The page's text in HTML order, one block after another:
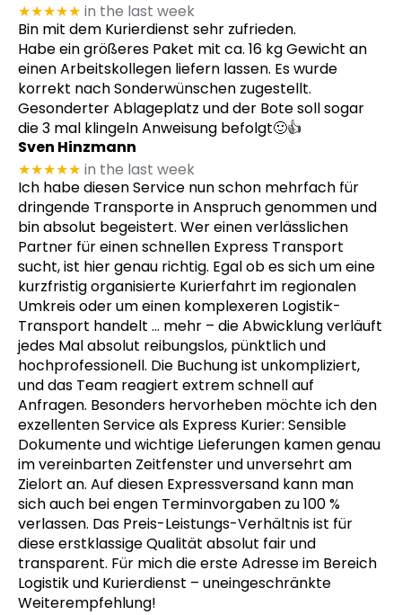
★★★★★ in the last week
Bin mit dem Kurierdienst sehr zufrieden.
Habe ein größeres Paket mit ca. 16 kg Gewicht an
einen Arbeitskollegen liefern lassen. Es wurde
korrekt nach Sonderwünschen zugestellt.
Gesonderter Ablageplatz und der Bote soll sogar
die 3 mal klingeln Anweisung befolgt🙂👍
Sven Hinzmann
★★★★★ in the last week
Ich habe diesen Service nun schon mehrfach für
dringende Transporte in Anspruch genommen und
bin absolut begeistert. Wer einen verlässlichen
Partner für einen schnellen Express Transport
sucht, ist hier genau richtig. Egal ob es sich um eine
kurzfristig organisierte Kurierfahrt im regionalen
Umkreis oder um einen komplexeren Logistik-
Transport handelt … mehr – die Abwicklung verläuft
jedes Mal absolut reibungslos, pünktlich und
hochprofessionell. Die Buchung ist unkompliziert,
und das Team reagiert extrem schnell auf
Anfragen. Besonders hervorheben möchte ich den
exzellenten Service als Express Kurier: Sensible
Dokumente und wichtige Lieferungen kamen genau
im vereinbarten Zeitfenster und unversehrt am
Zielort an. Auf diesen Expressversand kann man
sich auch bei engen Terminvorgaben zu 100 %
verlassen. Das Preis-Leistungs-Verhältnis ist für
diese erstklassige Qualität absolut fair und
transparent. Für mich die erste Adresse im Bereich
Logistik und Kurierdienst – uneingeschränkte
Weiterempfehlung!